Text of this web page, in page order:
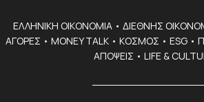
ΕΛΛΗΝΙΚΗ ΟΙΚΟΝΟΜΙΑ • ΔΙΕΘΝΗΣ
ΑΓΟΡΕΣ • MONEY TALK • ΚΟΣΜΟΣ • ESG •
ΑΠΟΨΕΙΣ • LIFE &